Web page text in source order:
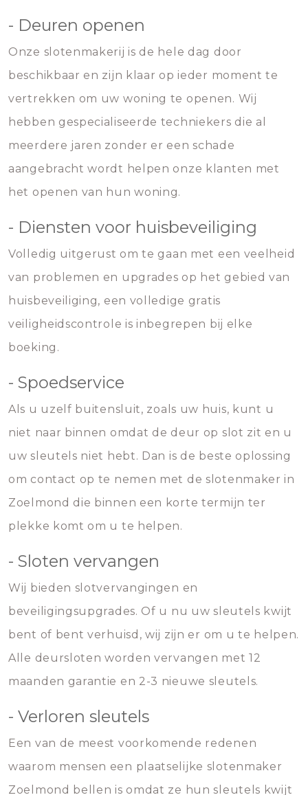
- Deuren openen
Onze slotenmakerij is de hele dag door
beschikbaar en zijn klaar op ieder moment te
vertrekken om uw woning te openen. Wij
hebben gespecialiseerde techniekers die al
meerdere jaren zonder er een schade
aangebracht wordt helpen onze klanten met
het openen van hun woning.
- Diensten voor huisbeveiliging
Volledig uitgerust om te gaan met een veelheid
van problemen en upgrades op het gebied van
huisbeveiliging, een volledige gratis
veiligheidscontrole is inbegrepen bij elke
boeking.
- Spoedservice
Als u uzelf buitensluit, zoals uw huis, kunt u
niet naar binnen omdat de deur op slot zit en u
uw sleutels niet hebt. Dan is de beste oplossing
om contact op te nemen met de slotenmaker in
Zoelmond die binnen een korte termijn ter
plekke komt om u te helpen.
- Sloten vervangen
Wij bieden slotvervangingen en
beveiligingsupgrades. Of u nu uw sleutels kwijt
bent of bent verhuisd, wij zijn er om u te helpen.
Alle deursloten worden vervangen met 12
maanden garantie en 2-3 nieuwe sleutels.
- Verloren sleutels
Een van de meest voorkomende redenen
waarom mensen een plaatselijke slotenmaker
Zoelmond bellen is omdat ze hun sleutels kwijt